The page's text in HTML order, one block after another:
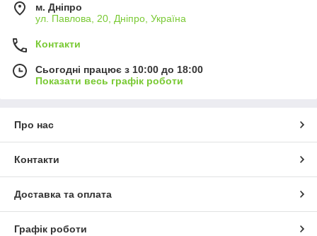
м. Дніпро
ул. Павлова, 20, Дніпро, Україна
Контакти
Сьогодні працює з 10:00 до 18:00
Показати весь графік роботи
Про нас
Контакти
Доставка та оплата
Графік роботи